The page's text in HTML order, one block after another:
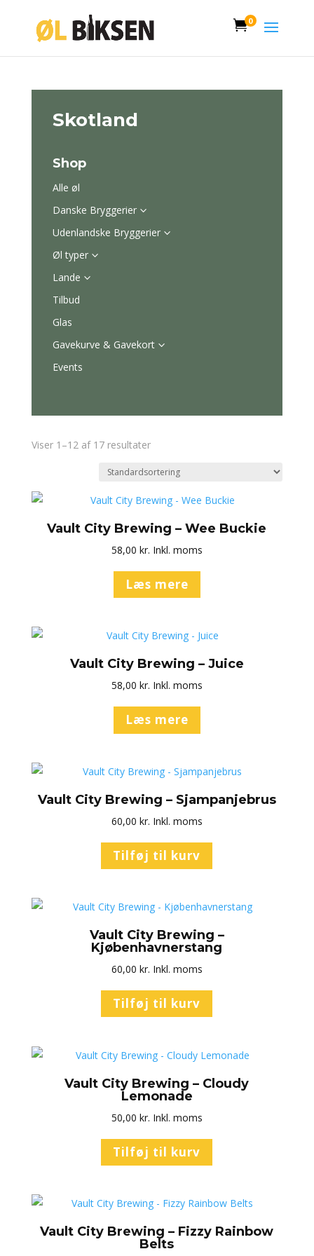
0
Skotland
Shop
Alle øl
Danske Bryggerier3
Udenlandske Bryggerier3
Øl typer3
Lande 3
Tilbud
Glas
Gavekurve & Gavekort3
Events
Viser 1–12 af 17 resultater
Vault City Brewing – Wee Buckie
58,00 kr. Inkl. moms
Læs mere
Vault City Brewing – Juice
58,00 kr. Inkl. moms
Læs mere
Vault City Brewing – Sjampanjebrus
60,00 kr. Inkl. moms
Tilføj til kurv
Vault City Brewing –
Kjøbenhavnerstang
60,00 kr. Inkl. moms
Tilføj til kurv
Vault City Brewing – Cloudy
Lemonade
50,00 kr. Inkl. moms
Tilføj til kurv
Vault City Brewing – Fizzy Rainbow
Belts